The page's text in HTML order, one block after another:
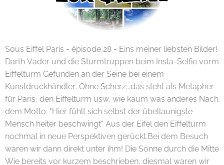
Sous Eiffel Paris - épisode 28 - Eins meiner liebsten Bilder!
Darth Vader und die Sturmtruppen beim Insta-Selfie vorm
Eiffelturm Gefunden an der Seine bei einem
Kunstdruckhändler. Ohne Scherz...das steht als Metapher
für Paris, den Eiffelturm usw. wie kaum was anderes Nach
dem Motto: "Hier fühlt sich selbst der übellaunigste
Mensch heiter beschwingt" Aus der Eifel den Eiffelturm
nochmal in neue Perspektiven gerückt.Bei dem Besuch
waren wir dann direkt unter ihm! Die Sonne durch die Mitte
Wie bereits vor kurzem beschrieben, diesmal waren wir